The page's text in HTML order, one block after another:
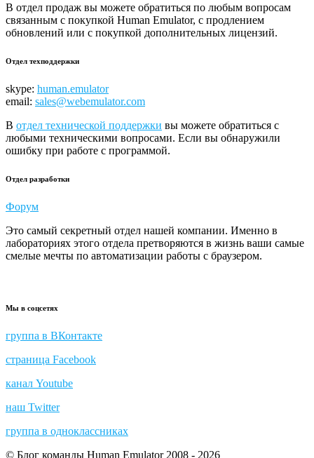
В отдел продаж вы можете обратиться по любым вопросам
связанным с покупкой Human Emulator, с продлением
обновлений или с покупкой дополнительных лицензий.
Отдел техподдержки
skype: human.emulator
email: sales@webemulator.com
В отдел технической поддержки вы можете обратиться с
любыми техническими вопросами. Если вы обнаружили
ошибку при работе с программой.
Отдел разработки
Форум
Это самый секретный отдел нашей компании. Именно в
лабораториях этого отдела претворяются в жизнь ваши самые
смелые мечты по автоматизации работы с браузером.
Мы в соцсетях
группа в ВКонтакте
страница Facebook
канал Youtube
наш Twitter
группа в одноклассниках
© Блог команды Human Emulator 2008 - 2026